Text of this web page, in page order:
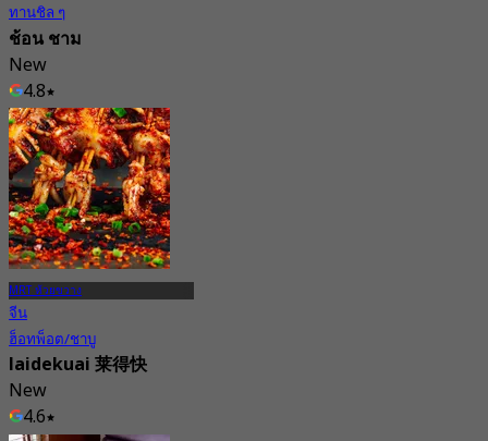
ทานชิล ๆ
ช้อน ชาม
New
4.8
จาก฿ 516.66
MRT ห้วยขวาง
จีน
ฮ็อทพ็อต/ชาบู
laidekuai 莱得快
New
4.6